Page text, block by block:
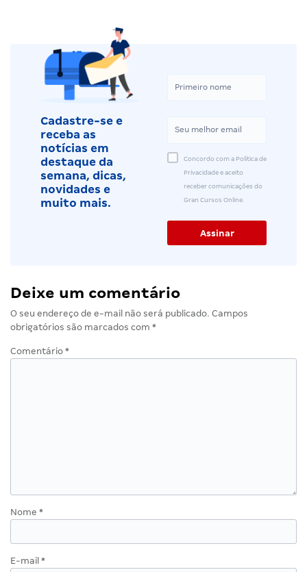
Cadastre-se e
receba as
notícias em
destaque da
semana, dicas,
novidades e
muito mais.
Concordo com a Política de
Privacidade e aceito
receber comunicações do
Gran Cursos Online.
Deixe um comentário
O seu endereço de e-mail não será publicado. Campos
obrigatórios são marcados com *
Comentário *
Nome *
E-mail *